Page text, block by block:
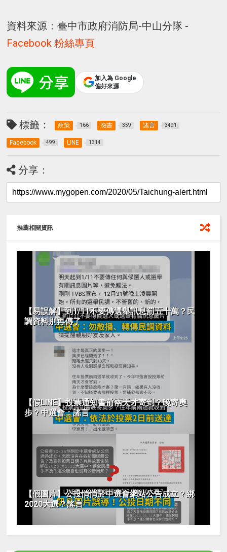
資料來源：臺中市政府消防局-中山分隊 -
Facebook 粉絲專頁
加入為 Google
偏好來源
標籤： 政策 166 臉書 359 謠言 3491
Facebook 499 LINE 1314
分享：
推薦相關資訊
【易誤解】到1/11不要傳選舉訊息罰五十萬？民
調資料別再傳了
【假LINE】投票通知書前兩天才寄到？晚寄奧
步？中選會：謠言
【假圖片】公投悄悄於中選會網站公告成立？綁
2020大選？謠言